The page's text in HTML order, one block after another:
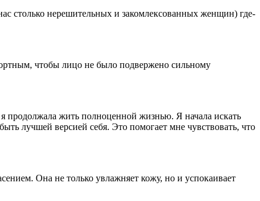
столько нерешительных и закомлексованных женщин) где-
чтобы лицо не было подвержено сильному
продолжала жить полноценной жизнью. Я начала искать
лучшей версией себя. Это помогает мне чувствовать, что
Она не только увлажняет кожу, но и успокаивает